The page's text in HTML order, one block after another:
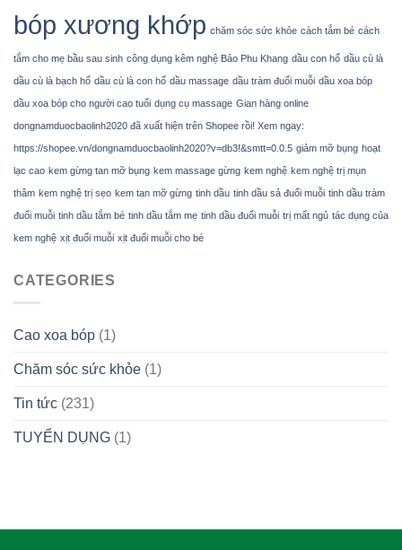
bóp xương khớp chăm sóc sức khỏe cách tắm bé cách
tắm cho mẹ bầu sau sinh công dụng kêm nghệ Bảo Phu Khang dầu con hổ dầu cù là
dầu cù là bạch hổ dầu cù là con hổ dầu massage dầu tràm đuổi muỗi dầu xoa bóp
dầu xoa bóp cho người cao tuổi dụng cụ massage Gian hàng online
dongnamduocbaolinh2020 đã xuất hiện trên Shopee rồi! Xem ngay:
https://shopee.vn/dongnamduocbaolinh2020?v=db3!&smtt=0.0.5 giảm mỡ bụng hoạt
lạc cao kem gừng tan mỡ bụng kem massage gừng kem nghệ kem nghệ trị mụn
thâm kem nghệ trị sẹo kem tan mỡ gừng tinh dầu tinh dầu sả đuổi muỗi tinh dầu tràm
đuổi muỗi tinh dầu tắm bé tinh dầu tắm mẹ tinh dầu đuổi muỗi trị mất ngủ tác dụng của
kem nghệ xịt đuổi muỗi xịt đuổi muỗi cho bé
CATEGORIES
Cao xoa bóp (1)
Chăm sóc sức khỏe (1)
Tin tức (231)
TUYỂN DỤNG (1)